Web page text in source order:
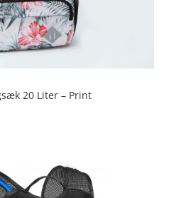
20 Liter – Print